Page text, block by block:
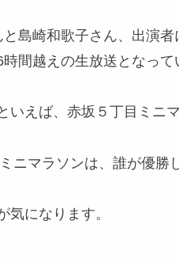
島崎和歌子さん、出演
間越えの生放送となって
いえば、赤坂５丁目ミニ
ニマラソンは、誰が優勝
気になります。